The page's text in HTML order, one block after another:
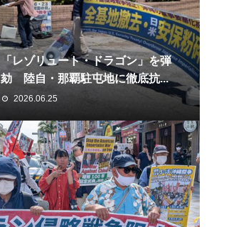
「レゾリュート・ドラゴン」を弾
劾 陸自・那覇駐屯地に徹底抗...
2026.06.25